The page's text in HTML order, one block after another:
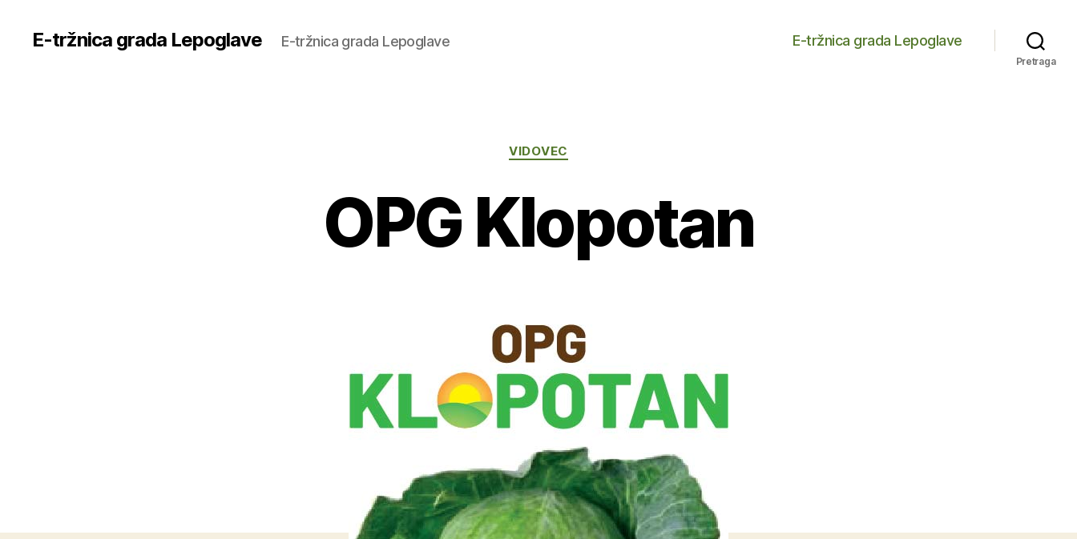
E-tržnica grada Lepoglave E-tržnica grada Lepoglave E-tržnica grada Lepoglave
Pretraga
Kategorije
VIDOVEC
OPG Klopotan